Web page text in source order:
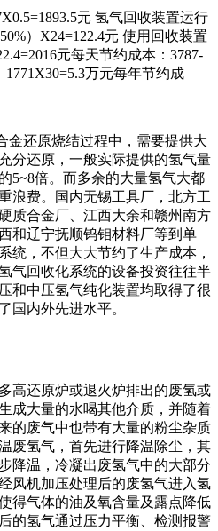
元 氢气回收装置运行
）X24=122.4元 使用回收装置
元每天节约成本：3787-
1771X30=5.3万元每年节约成
金还原烧结过程中，需要提供大
分还原，一般实际提供的氢气量
5~8倍。而多余的大量氢气大都
浪费。国内无锡工具厂，北方工
质合金厂、江西大余和赣州南方
和辽宁抚顺钨钼材料厂等到单
统，不但大大节约了生产成本，
气回收化系统的设备投资往往半
和中压氢气纯化装置均取得了很
国内外先进水平。
高还原炉或退火炉排出的废氢或
成大量的水喝其他介质，并随着
的废气中也带有大量的粉尘杂质
废氢气，首先进行降温除尘，其
降温，冷凝出废氢气中的大部分
风机加压处理后的废氢气进入氢
得气体的油及氧含量及露点降低
的氢气通过压力平衡、检测报警